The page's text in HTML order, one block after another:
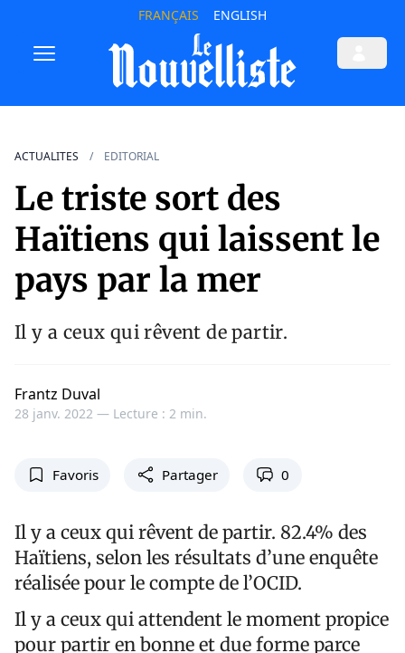
FRANÇAIS ENGLISH
ACTUALITES EDITORIAL
Le triste sort des
Haïtiens qui laissent le
pays par la mer
Il y a ceux qui rêvent de partir.
Frantz Duval
28 janv. 2022 — Lecture : 2 min.
Favoris Partager 0
Il y a ceux qui rêvent de partir. 82.4% des
Haïtiens, selon les résultats d’une enquête
réalisée pour le compte de l’OCID.
Il y a ceux qui attendent le moment propice
pour partir en bonne et due forme parce